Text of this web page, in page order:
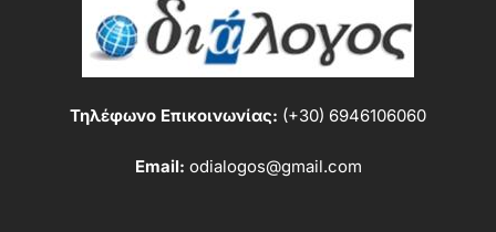
Τηλέφωνο Επικοινωνίας: (+30) 6946106060
Email: odialogos@gmail.com